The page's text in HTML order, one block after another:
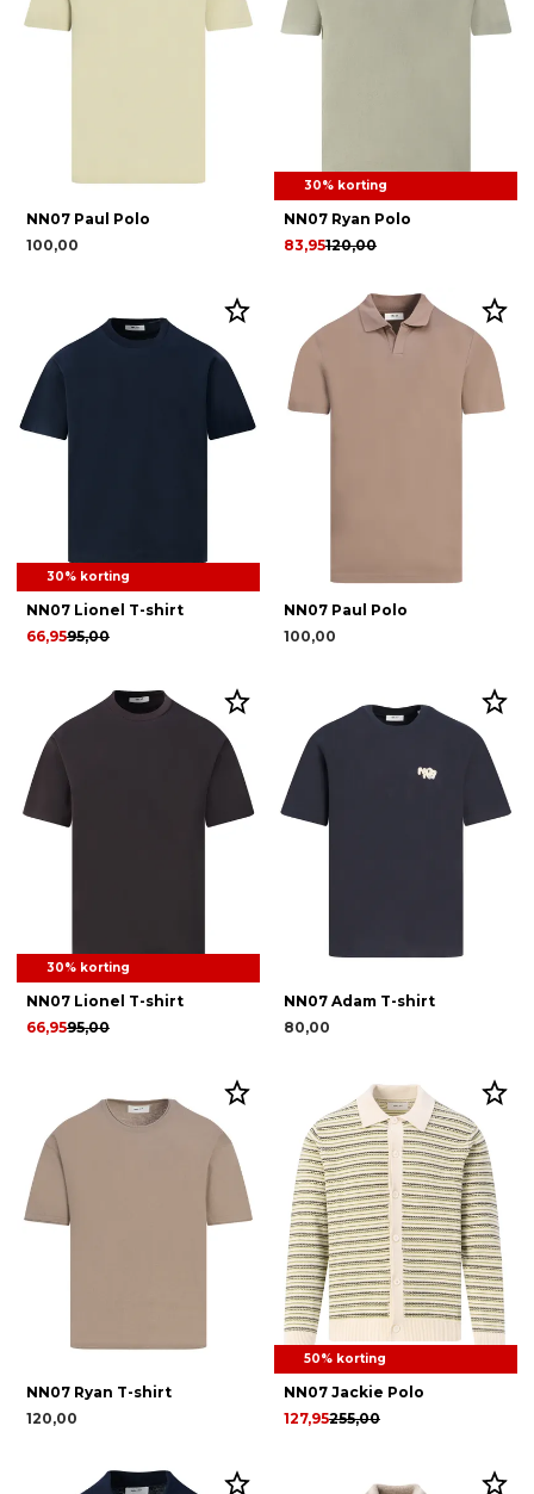
NN07 Paul Polo
100,00
30% korting
NN07 Ryan Polo
120,00
83,95
30% korting
NN07 Lionel T-shirt
95,00
66,95
NN07 Paul Polo
100,00
30% korting
NN07 Lionel T-shirt
95,00
66,95
NN07 Adam T-shirt
80,00
NN07 Ryan T-shirt
120,00
50% korting
NN07 Jackie Polo
255,00
127,95